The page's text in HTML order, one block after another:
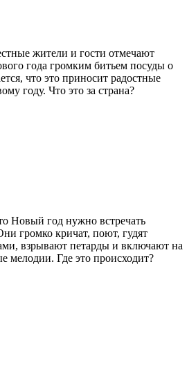
жители и гости отмечают
года громким битьем посуды о
что это приносит радостные
году. Что это за страна?
Новый год нужно встречать
громко кричат, поют, гудят
взрывают петарды и включают на
Где это происходит?